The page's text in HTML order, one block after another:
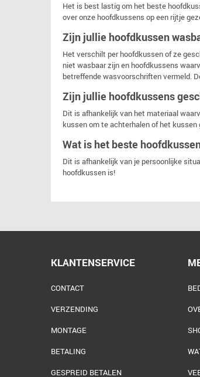
Het is best lastig om het beste
over onze hoofdkussens op een rijtje
Zijn jullie hoofdkussen
Het verschilt per hoofdkussen of ze
niet wasbaar zijn en hoofdkussens
betreffende wasvoorschriften vermeld.
Zijn jullie hoofdkussens
Dit is afhankelijk van het materiaal
kussen om te achterhalen of het kussen
Wat is het beste
Dit is afhankelijk van je persoonlijke
hoofdkussen is!
KLANTENSERVICE
CONTACT
VERZENDING
MONTAGE
BETALING
GESPREID BETALEN